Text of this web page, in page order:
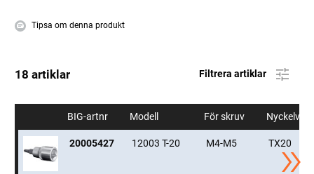
Tipsa om denna produkt
18 artiklar Filtrera artiklar
BIG-artnr Modell För skruv
20005427 12003 T-20 M4-M5 TX20